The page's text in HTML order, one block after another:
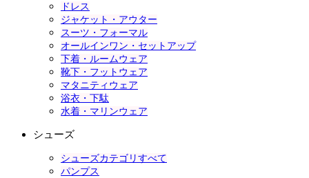
ドレス
ジャケット・アウター
スーツ・フォーマル
オールインワン・セットアップ
下着・ルームウェア
靴下・フットウェア
マタニティウェア
浴衣・下駄
水着・マリンウェア
シューズ
シューズカテゴリすべて
パンプス